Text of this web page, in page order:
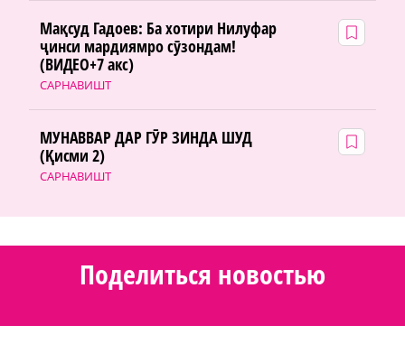
САРНАВИШТ
Мақсуд Гадоев: Ба хотири Нилуфар
ҷинси мардиямро сӯзондам!
(ВИДЕО+7 акс)
САРНАВИШТ
МУНАВВАР ДАР ГӮР ЗИНДА ШУД
(Қисми 2)
Поделиться новостью